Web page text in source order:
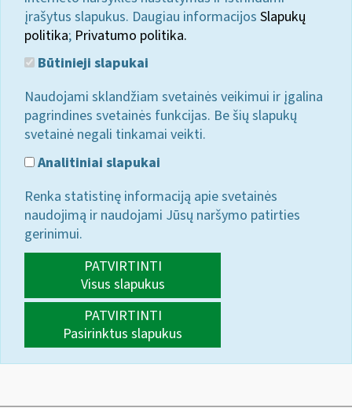
įrašytus slapukus. Daugiau informacijos Slapukų
politika; Privatumo politika.
Būtinieji slapukai
Naudojami sklandžiam svetainės veikimui ir įgalina
pagrindines svetainės funkcijas. Be šių slapukų
svetainė negali tinkamai veikti.
Analitiniai slapukai
Renka statistinę informaciją apie svetainės
naudojimą ir naudojami Jūsų naršymo patirties
gerinimui.
PATVIRTINTI
Visus slapukus
PATVIRTINTI
Pasirinktus slapukus